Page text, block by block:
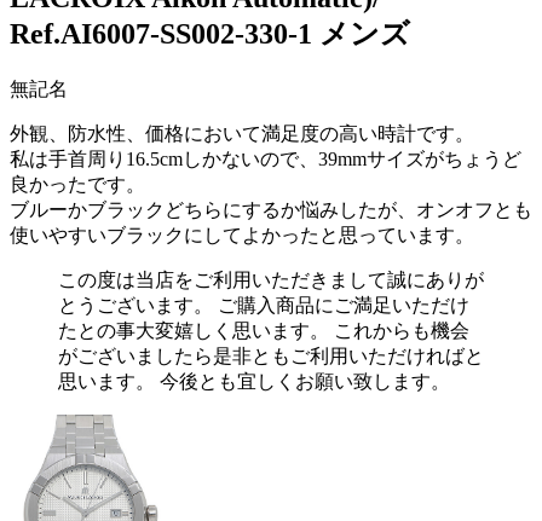
Ref.AI6007-SS002-330-1 メンズ
無記名
外観、防水性、価格において満足度の高い時計です。
私は手首周り16.5cmしかないので、39mmサイズがちょうど
良かったです。
ブルーかブラックどちらにするか悩みしたが、オンオフとも
使いやすいブラックにしてよかったと思っています。
この度は当店をご利用いただきまして誠にありが
とうございます。 ご購入商品にご満足いただけ
たとの事大変嬉しく思います。 これからも機会
がございましたら是非ともご利用いただければと
思います。 今後とも宜しくお願い致します。